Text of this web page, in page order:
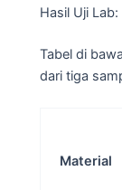
Hasil Uji
Tabel di
dari tiga
Material